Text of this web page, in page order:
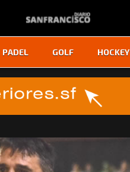
PADEL GOLF HOCKEY